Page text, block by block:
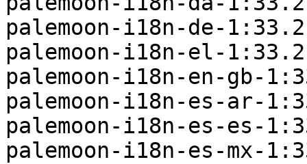
palemoon-i18n-de-
palemoon-i18n-el-
palemoon-i18n-en-gb-
palemoon-i18n-es-ar-
palemoon-i18n-es-es-
palemoon-i18n-es-mx-